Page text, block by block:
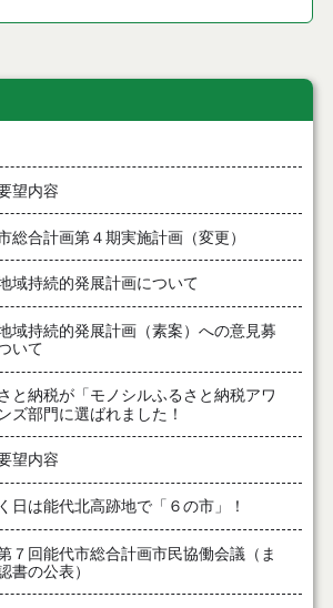
望内容
総合計画第４期実施計画（変更）
域持続的発展計画について
域持続的発展計画（素案）への意見募
いて
と納税が「モノシルふるさと納税アワ
ズ部門に選ばれました！
望内容
日は能代北高跡地で「６の市」！
７回能代市総合計画市民協働会議（ま
書の公表）